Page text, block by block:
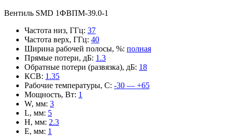
Вентиль SMD 1ФВПМ-39.0-1
Частота низ, ГГц: 37
Частота верх, ГГц: 40
Ширина рабочей полосы, %: полная
Прямые потери, дБ: 1.3
Обратные потери (развязка), дБ: 18
КСВ: 1.35
Рабочие температуры, С: -30 — +65
Мощность, Вт: 1
W, мм: 3
L, мм: 5
H, мм: 2.3
E, мм: 1